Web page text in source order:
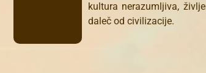
kultura nerazumljiva,
daleč od civilizacije.